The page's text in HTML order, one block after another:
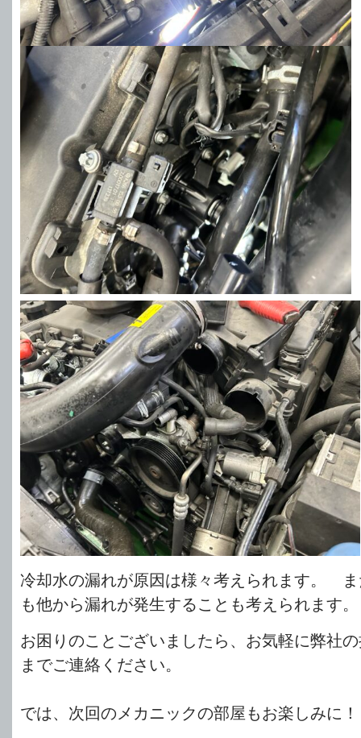
冷却水の漏れが原因は様々考えられます。
も他から漏れが発生することも考えられます。
お困りのことございましたら、お気軽に弊社
までご連絡ください。
では、次回のメカニックの部屋もお楽しみに